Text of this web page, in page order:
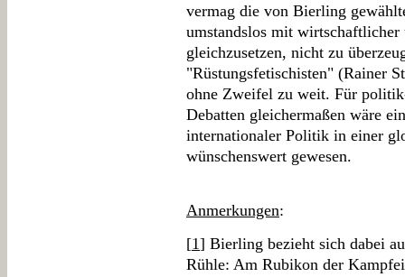
vermag die von Bierling
umstandslos mit
gleichzusetzen, nicht zu
"Rüstungsfetischisten" (Rainer
ohne Zweifel zu weit. Für
Debatten gleichermaßen wäre
internationaler Politik in einer
wünschenswert gewesen.
Anmerkungen:
[1] Bierling bezieht sich dabei
Rühle: Am Rubikon der